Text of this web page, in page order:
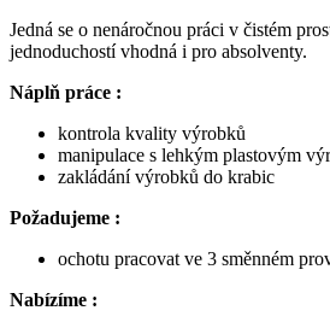
Jedná se o nenáročnou práci v čistém
jednoduchostí vhodná i pro absolventy.
Náplň práce :
kontrola kvality výrobků
manipulace s lehkým plastovým
zakládání výrobků do krabic
Požadujeme :
ochotu pracovat ve 3 směnném
Nabízíme :